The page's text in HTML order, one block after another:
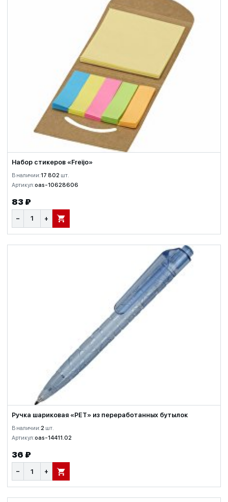
Набор стикеров «Freijo»
В наличии:17 802 шт.
Артикул:oas-10628606
83 ₽
− + В КОРЗИНУ
Ручка шариковая «PET» из переработанных бутылок
В наличии:2 шт.
Артикул:oas-14411.02
36 ₽
− + В КОРЗИНУ